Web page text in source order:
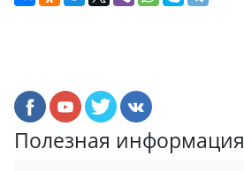
Полезная информация